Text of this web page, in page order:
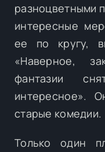
разноцветными
интересные
ее по кругу,
«Наверное,
фантазии
интересное».
старые комедии.
Только один